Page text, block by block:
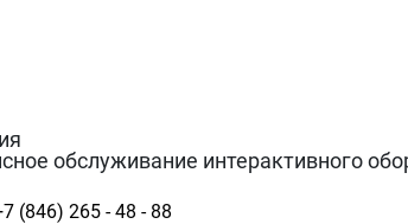
обслуживание интерактивного
(846) 265 - 48 - 88